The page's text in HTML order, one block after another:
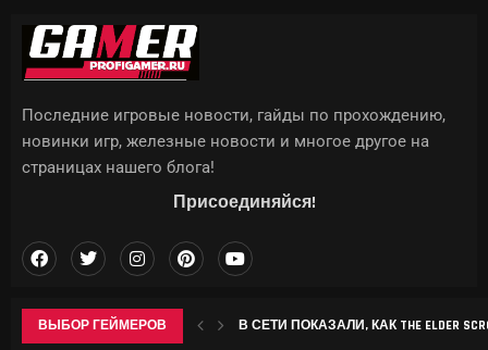
ВЫБОР ГЕЙМЕРОВ В СЕТИ ПОКАЗАЛИ, КАК THE ELDER
Последние игровые новости, гайды по прохождению,
новинки игр, железные новости и многое другое на
страницах нашего блога!
Присоединяйся!